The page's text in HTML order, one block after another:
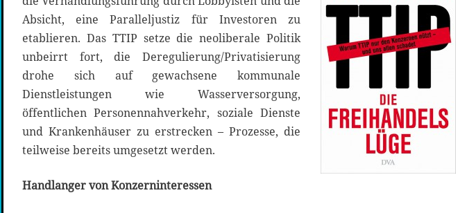
Absicht, eine Paralleljustiz für Investoren zu
etablieren. Das TTIP setze die neoliberale Politik
unbeirrt fort, die Deregulierung/Privatisierung
drohe sich auf gewachsene kommunale
Dienstleistungen wie Wasserversorgung,
öffentlichen Personennahverkehr, soziale Dienste
und Krankenhäuser zu erstrecken – Prozesse, die
teilweise bereits umgesetzt werden.
Handlanger von Konzerninteressen